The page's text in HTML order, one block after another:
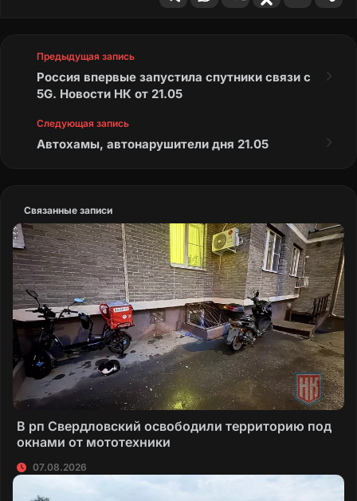
Предыдущая запись
Россия впервые запустила спутники связи с
5G. Новости НК от 21.05
Следующая запись
Автохамы, автонарушители дня 21.05
Связанные записи
В рп Свердловский освободили территорию под
окнами от мототехники
07.08.2026